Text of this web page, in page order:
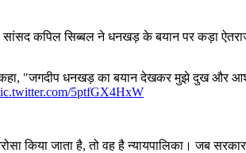
कपिल सिब्बल ने धनखड़ के बयान पर कड़ा
ने कहा, "जगदीप धनखड़ का बयान देखकर मुझे दुख
5ptfGX4HxW
किया जाता है, तो वह है न्यायपालिका। जब